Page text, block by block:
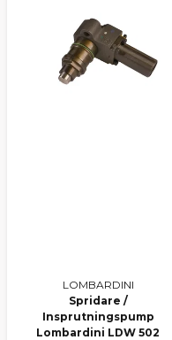
LOMBARDINI
Spridare /
Insprutningspump
Lombardini LDW 502